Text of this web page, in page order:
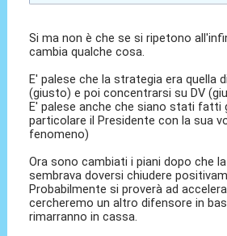
Si ma non è che se si ripetono
cambia qualche cosa.
E' palese che la strategia era quella
(giusto) e poi concentrarsi su DV
E' palese anche che siano stati fatti
particolare il Presidente con la sua
fenomeno)
Ora sono cambiati i piani dopo che
sembrava doversi chiudere
Probabilmente si proverà ad
cercheremo un altro difensore in
rimarranno in cassa.